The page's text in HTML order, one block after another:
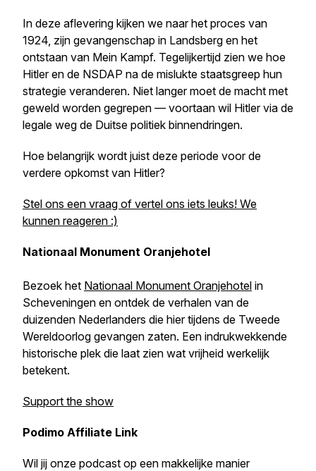
In deze aflevering kijken we naar het proces van
1924, zijn gevangenschap in Landsberg en het
ontstaan van Mein Kampf. Tegelijkertijd zien we hoe
Hitler en de NSDAP na de mislukte staatsgreep hun
strategie veranderen. Niet langer moet de macht met
geweld worden gegrepen — voortaan wil Hitler via de
legale weg de Duitse politiek binnendringen.
Hoe belangrijk wordt juist deze periode voor de
verdere opkomst van Hitler?
Stel ons een vraag of vertel ons iets leuks! We
kunnen reageren :)
Nationaal Monument Oranjehotel
Bezoek het Nationaal Monument Oranjehotel in
Scheveningen en ontdek de verhalen van de
duizenden Nederlanders die hier tijdens de Tweede
Wereldoorlog gevangen zaten. Een indrukwekkende
historische plek die laat zien wat vrijheid werkelijk
betekent.
Support the show
Podimo Affiliate Link
Wil jij onze podcast op een makkelijke manier